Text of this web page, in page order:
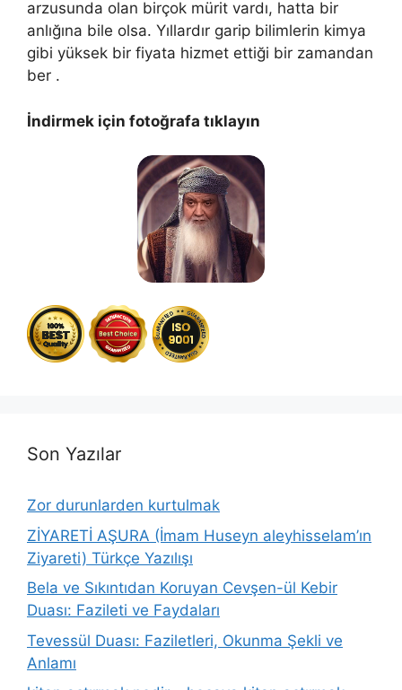
arzusunda olan birçok mürit vardı, hatta bir
anlığına bile olsa. Yıllardır garip bilimlerin kimya
gibi yüksek bir fiyata hizmet ettiği bir zamandan
ber .
İndirmek için fotoğrafa tıklayın
Son Yazılar
Zor durunlarden kurtulmak
ZİYARETİ AŞURA (İmam Huseyn aleyhisselam’ın
Ziyareti) Türkçe Yazılışı
Bela ve Sıkıntıdan Koruyan Cevşen-ül Kebir
Duası: Fazileti ve Faydaları
Tevessül Duası: Faziletleri, Okunma Şekli ve
Anlamı